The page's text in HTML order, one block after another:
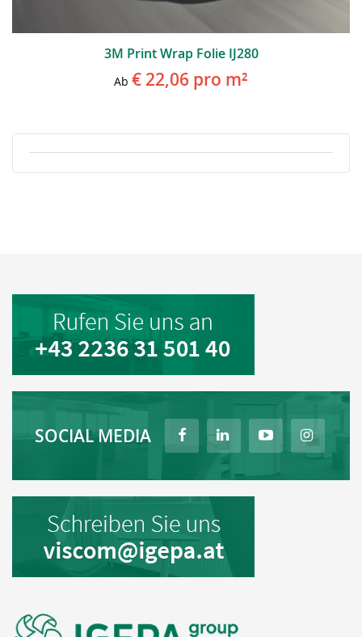
3M Print Wrap Folie IJ280
Ab € 22,06 pro m²
SOCIAL MEDIA